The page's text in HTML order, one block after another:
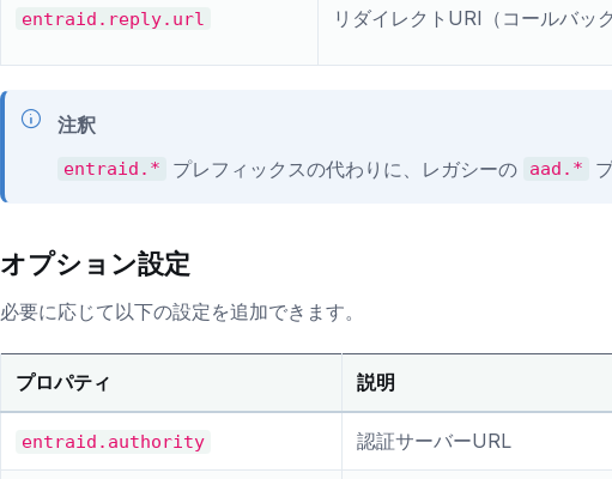
entraid.reply.url リダイレクトURI（コールバッ
注釈
entraid.* プレフィックスの代わりに、レガシーの aad.*
オプション設定
必要に応じて以下の設定を追加できます。
プロパティ 説明
entraid.authority 認証サーバーURL